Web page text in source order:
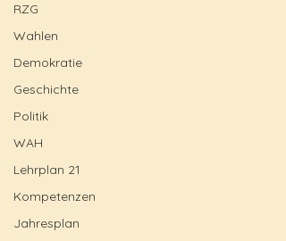
RZG
Wahlen
Demokratie
Geschichte
Politik
WAH
Lehrplan 21
Kompetenzen
Jahresplan